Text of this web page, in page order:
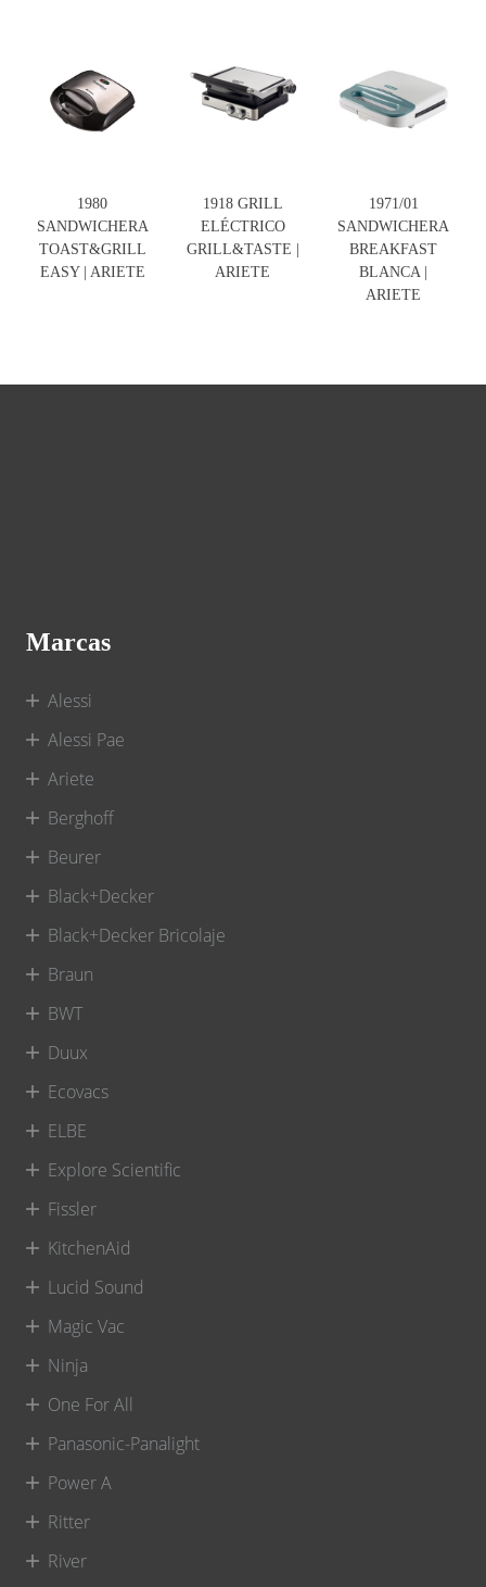
1980
SANDWICHERA
TOAST&GRILL
EASY | ARIETE
1918 GRILL
ELÉCTRICO
GRILL&TASTE |
ARIETE
1971/01
SANDWICHERA
BREAKFAST
BLANCA |
ARIETE
Marcas
Alessi
Alessi Pae
Ariete
Berghoff
Beurer
Black+Decker
Black+Decker Bricolaje
Braun
BWT
Duux
Ecovacs
ELBE
Explore Scientific
Fissler
KitchenAid
Lucid Sound
Magic Vac
Ninja
One For All
Panasonic-Panalight
Power A
Ritter
River